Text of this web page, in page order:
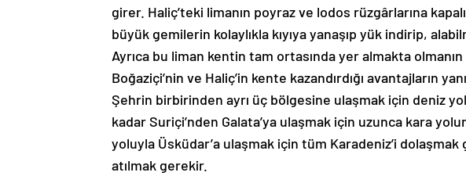
girer. Haliç’teki limanın poyraz ve lodos rüzgârlarına
büyük gemilerin kolaylıkla kıyıya yanaşıp yük indirip,
Ayrıca bu liman kentin tam ortasında yer almakta olmanın
Boğaziçi’nin ve Haliç’in kente kazandırdığı avantajların
Şehrin birbirinden ayrı üç bölgesine ulaşmak için deniz
kadar Suriçi’nden Galata’ya ulaşmak için uzunca kara
yoluyla Üsküdar’a ulaşmak için tüm Karadeniz’i
atılmak gerekir.